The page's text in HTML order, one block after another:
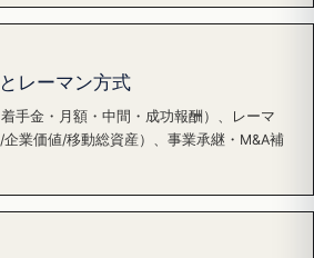
レーマン方式
手金・月額・中間・成功報酬）、レーマ
業価値/移動総資産）、事業承継・M&A補